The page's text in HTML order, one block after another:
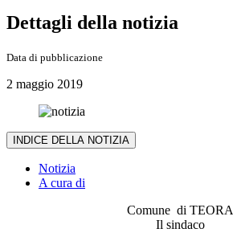
Dettagli della notizia
Data di pubblicazione
2 maggio 2019
INDICE DELLA NOTIZIA
Notizia
A cura di
Comune di TEORA
Il sindaco